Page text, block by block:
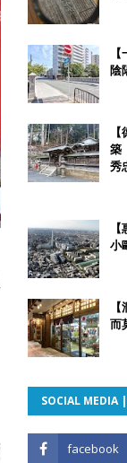
陰
築
秀
小
而
SOCIAL MEDIA